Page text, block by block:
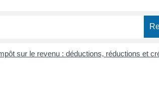
sur le revenu : déductions, réductions et